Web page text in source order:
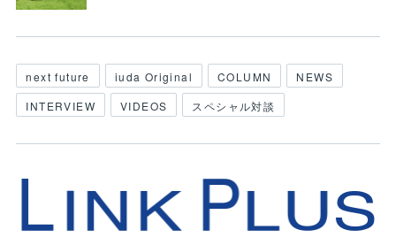
next future iuda Original COLUMN
NEWS
INTERVIEW
VIDEOS スペシャル対談